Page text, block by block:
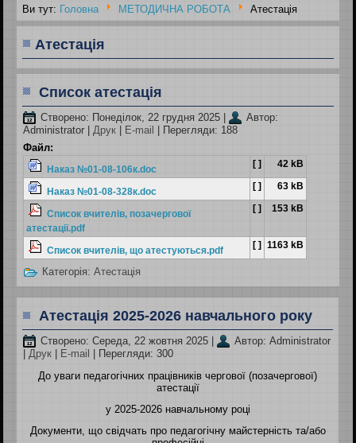
Ви тут: Головна МЕТОДИЧНА РОБОТА Атестація
Атестація
Список атестація
Створено: Понеділок, 22 грудня 2025 |
Автор:
Administrator |Друк E-mail
| Перегляди: 188
Файл:
Наказ №01-08-106к.doc
[ ] 42 kB
Наказ №01-08-328к.doc
[ ] 63 kB
Список вчителів, позачергової
атестації.pdf
[ ] 153 kB
Список вчителів, що атестуються.pdf
[ ] 1163 kB
Категорія:Атестація
Атестація 2025-2026 навчального року
Створено: Середа, 22 жовтня 2025
Автор: Administrator
|Друк E-mail
| Перегляди: 300
До уваги педагогічних працівників чергової (позачергової)
атестації
у 2025-2026 навчальному році
Документи, що свідчать про педагогічну майстерність та/або